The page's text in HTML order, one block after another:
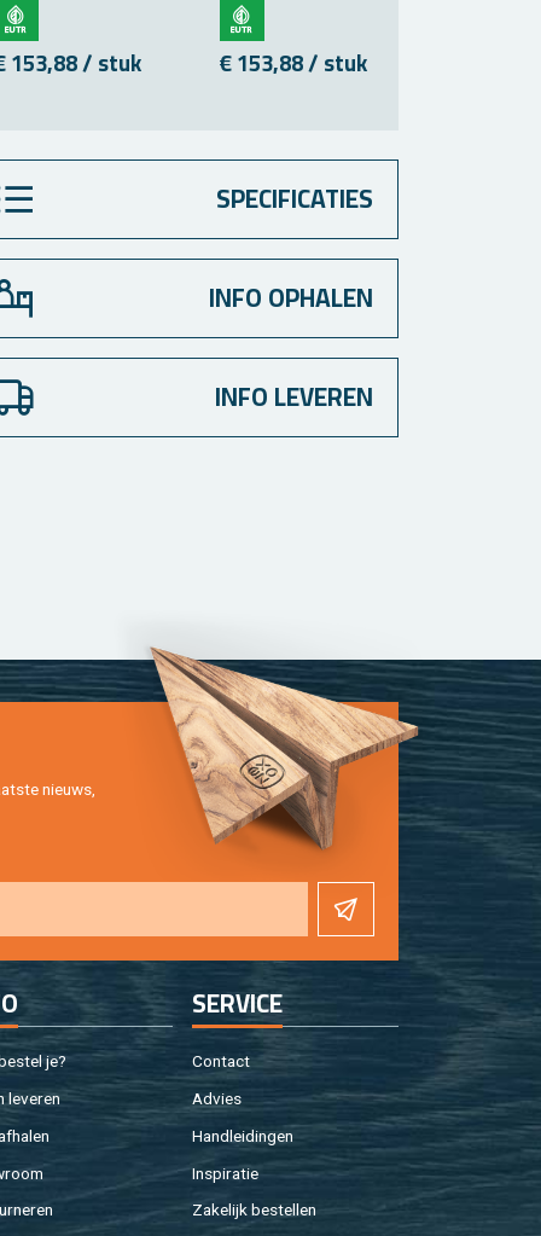
153,88 / stuk € 153,88 / stuk
SPECIFICATIES
INFO OPHALEN
INFO LEVEREN
nieuws,
je?
le­ve­ren
SER­VI­CE
Con­tact
Ad­vies
Hand­lei­din­gen
In­spi­ra­tie
Za­ke­lijk be­stel­len